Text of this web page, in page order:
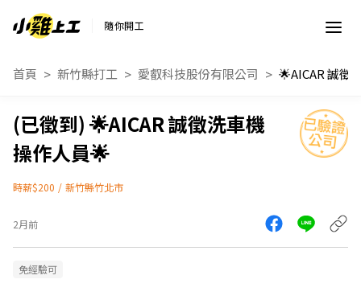
隨你開工
首頁 新竹縣打工 愛叡科技股份有限公司
🌟AICAR 誠徵洗車機
操作人員🌟
時薪$200 / 新竹縣竹北市
2月前
免經驗可